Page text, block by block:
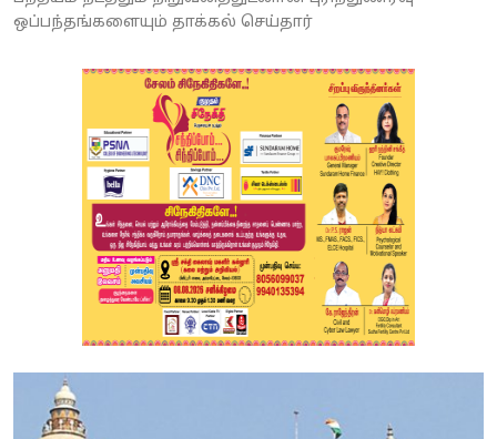
ஒப்பந்தங்களையும் தாக்கல் செய்தார்